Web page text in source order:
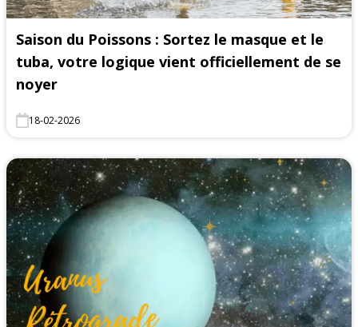
Saison du Poissons : Sortez le masque et le
tuba, votre logique vient officiellement de se
noyer
18-02-2026